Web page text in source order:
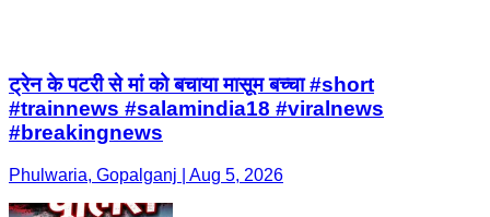
ट्रेन के पटरी से मां को बचाया मासूम बच्चा #short
#trainnews #salamindia18 #viralnews
#breakingnews
Phulwaria, Gopalganj | Aug 5, 2026